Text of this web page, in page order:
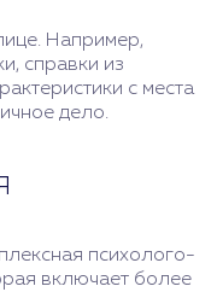
Например,
справки из
с места
дело.
психолого-
включает более